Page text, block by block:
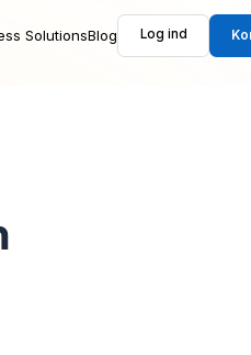
SolutionsBlog Log ind